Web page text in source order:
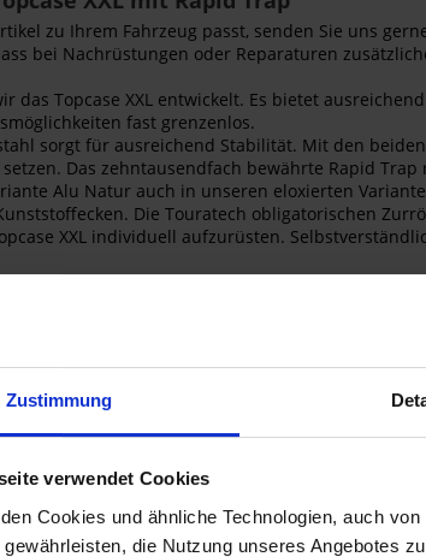
Zustimmung
verwendet Cookies
Cookies und ähnliche Technologien, auch
die Nutzung unseres Angebotes
zu Ihrem Fahrzeug passt, senden Sie uns
bei Nachrüstungen oder Reparaturen
das Topcase XXL entwickelt. Es bietet
fast grenzenlos.
sorgt für ausreichend Stabilität. Mit den
Das zehntausendfach bewährte Rapid
Alu Natur auch in unseren eloxierten
Die Touratech obligatorischen
XXL individuell aufzurüsten.
ohne den Deckel zu öffnen - mit dem Rapid-
können Sie schnell und unkompliziert den
Einhängen, anklicken, fertig!
Trap benötigen Sie eine fahrzeugspezifische
/ R1200GS ADV (LC): 01-045-5457-0
082-5670-0
5456-0
ist die ZEGA TopCase Bag 38 (01-050-
Verwendung von 2 Innentaschen.